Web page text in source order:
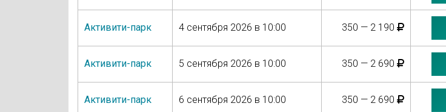
Активити-парк 4 сентября 2026 в 10:00 350 — 2 190
Активити-парк 5 сентября 2026 в 10:00 350 — 2 690
Активити-парк 6 сентября 2026 в 10:00 350 — 2 690